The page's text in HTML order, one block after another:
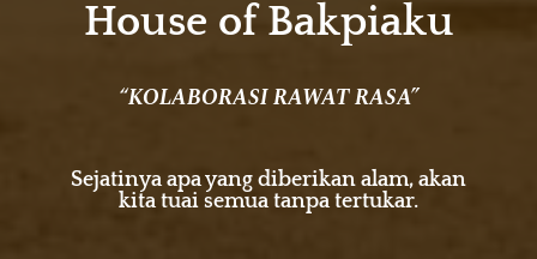
House of Bakpiaku
“KOLABORASI RAWAT RASA”
Sejatinya apa yang diberikan alam, akan
kita tuai semua tanpa tertukar.